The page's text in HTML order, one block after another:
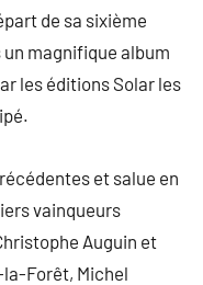
de sa sixième
un magnifique album
les éditions Solar les
et salue en
vainqueurs
Auguin et
Forêt, Michel